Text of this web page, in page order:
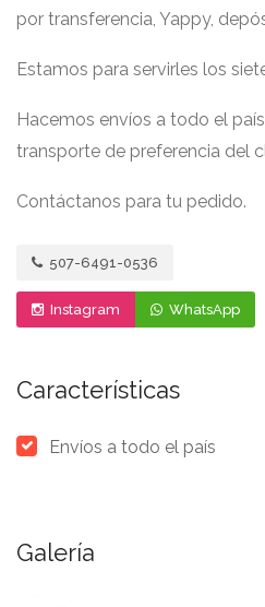
por transferencia, Yappy,
Estamos para servirles los
Hacemos envíos a todo el
transporte de preferencia del
Contáctanos para tu pedido.
507-6491-0536
Instagram WhatsApp
Características
Envíos a todo el país
Galería